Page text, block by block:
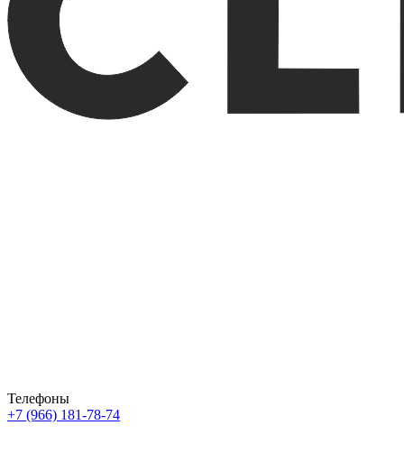
Телефоны
+7 (966) 181-78-74